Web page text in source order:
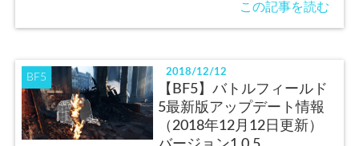
この記事を読む
BF5 2018/12/12
【BF5】バトルフィールド
5最新版アップデート情報
（2018年12月12日更新）